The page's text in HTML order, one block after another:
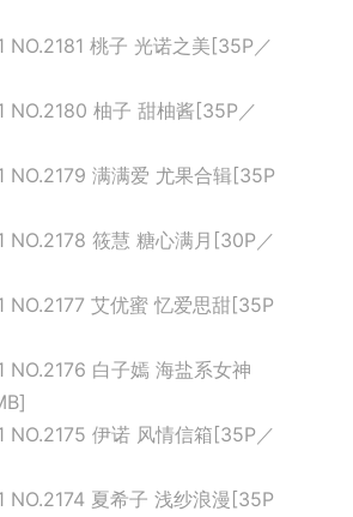
NO.2181 桃子 光诺之美[35P／
NO.2180 柚子 甜柚酱[35P／
NO.2179 满满爱 尤果合辑[35P
NO.2178 筱慧 糖心满月[30P／
NO.2177 艾优蜜 忆爱思甜[35P
NO.2176 白子嫣 海盐系女神
NO.2175 伊诺 风情信箱[35P／
NO.2174 夏希子 浅纱浪漫[35P